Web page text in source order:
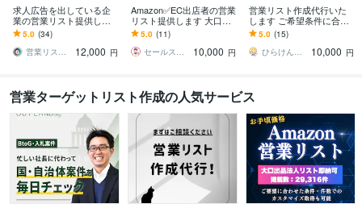
求人広告を出している企
業の営業リスト提供しま
す 【12000円】18業種(57
739件)の営業リスト
5.0 (34)
営業リスト販売所
12,000 円
Amazon✅EC出店者の営業
リスト提供します 大口出
品法人リストは即納可！
会社HP等付与可！低価格
でご提供
5.0 (11)
セールスメイク◎営業リスト作成ならお任せ
10,000 円
営業リスト作成代行いた
します ご希望条件に合わ
せてあなた専用の営業リ
ストを作成します！
5.0 (15)
ひらけん｜ITエンジニア 業務効率化支援
10,000 円
営業ターゲットリスト作成の人気サービス